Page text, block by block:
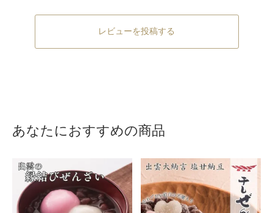
レビューを投稿する
あなたにおすすめの商品